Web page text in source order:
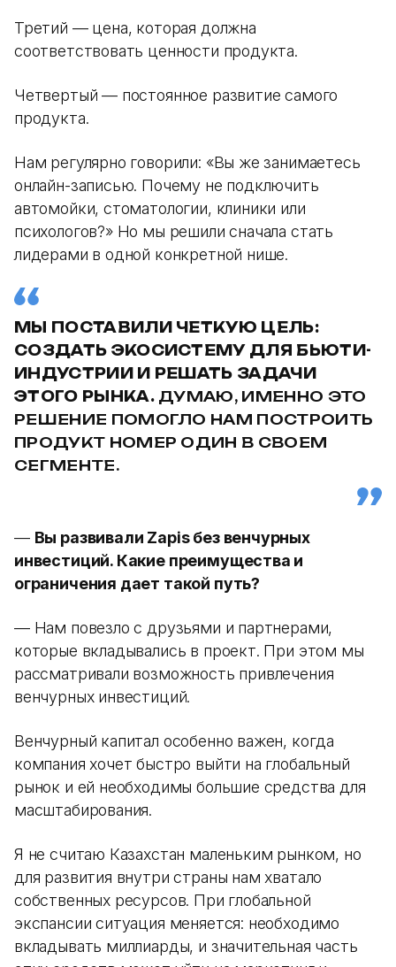
Третий — цена, которая должна
соответствовать ценности продукта.
Четвертый — постоянное развитие самого
продукта.
Нам регулярно говорили: «Вы же занимаетесь
онлайн-записью. Почему не подключить
автомойки, стоматологии, клиники или
психологов?» Но мы решили сначала стать
лидерами в одной конкретной нише.
МЫ ПОСТАВИЛИ ЧЕТКУЮ ЦЕЛЬ:
СОЗДАТЬ ЭКОСИСТЕМУ ДЛЯ БЬЮТИ-
ИНДУСТРИИ И РЕШАТЬ ЗАДАЧИ
ЭТОГО РЫНКА. ДУМАЮ, ИМЕННО ЭТО
РЕШЕНИЕ ПОМОГЛО НАМ ПОСТРОИТЬ
ПРОДУКТ НОМЕР ОДИН В СВОЕМ
СЕГМЕНТЕ.
— Вы развивали Zapis без венчурных
инвестиций. Какие преимущества и
ограничения дает такой путь?
— Нам повезло с друзьями и партнерами,
которые вкладывались в проект. При этом мы
рассматривали возможность привлечения
венчурных инвестиций.
Венчурный капитал особенно важен, когда
компания хочет быстро выйти на глобальный
рынок и ей необходимы большие средства для
масштабирования.
Я не считаю Казахстан маленьким рынком, но
для развития внутри страны нам хватало
собственных ресурсов. При глобальной
экспансии ситуация меняется: необходимо
вкладывать миллиарды, и значительная часть